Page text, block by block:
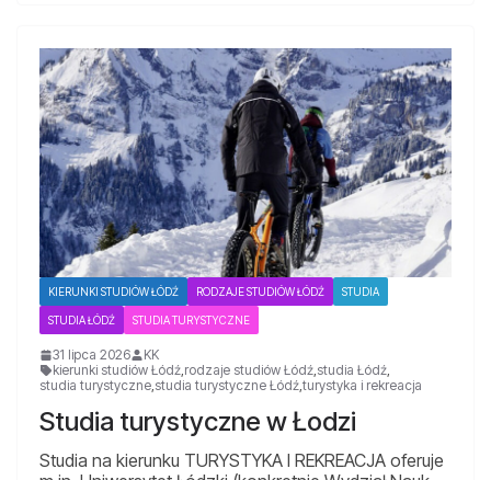
KIERUNKI STUDIÓW ŁÓDŹ RODZAJE STUDIÓW ŁÓDŹ STUDIA
STUDIA ŁÓDŹ STUDIA TURYSTYCZNE
31 lipca 2026
KK
kierunki studiów Łódź,rodzaje studiów Łódź,studia Łódź,
studia turystyczne,studia turystyczne Łódź,turystyka i rekreacja
Studia turystyczne w Łodzi
Studia na kierunku TURYSTYKA I REKREACJA oferuje